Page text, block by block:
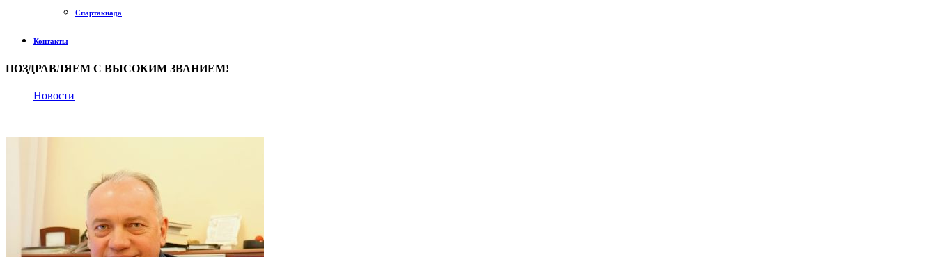
Спартакиада
Контакты
ПОЗДРАВЛЯЕМ С ВЫСОКИМ ЗВАНИЕМ!
Новости